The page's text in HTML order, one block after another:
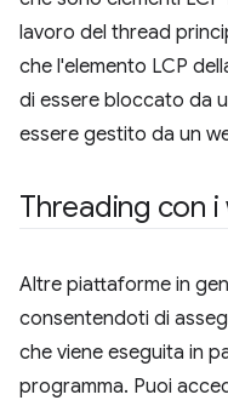
lavoro del thread
che l'elemento LCP
di essere bloccato da
essere gestito da un
Threading con
Altre piattaforme in
consentendoti di
che viene eseguita in
programma. Puoi